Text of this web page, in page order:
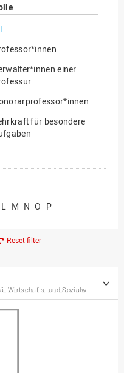
einer
für besondere
im
L M N O P
Reset filter